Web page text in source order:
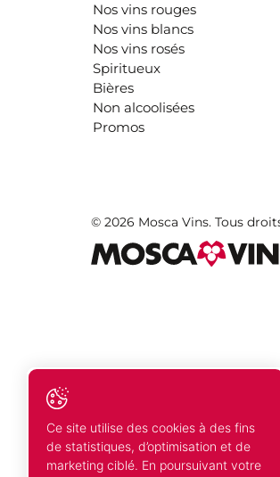
Nos vins rouges
Nos vins blancs
Nos vins rosés
Spiritueux
Bières
Non alcoolisées
Promos
© 2026 Mosca Vins. Tous
Ce site utilise des cookies à des fins
de statistiques, d’optimisation et de
marketing ciblé. En poursuivant votre